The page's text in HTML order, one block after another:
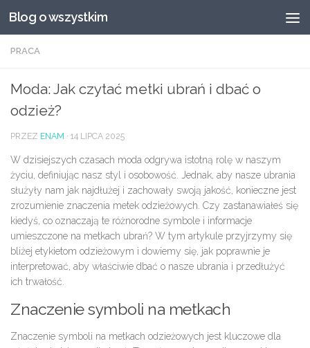
Przeskocz do treści
Blog o wszystkim
PRACA
Moda: Jak czytać metki ubrań i dbać o
odzież?
PRZEZ ENAM · 14 LIPCA 2025
W dzisiejszych czasach moda odgrywa istotną rolę w naszym
życiu, definiując nasz styl i osobowość. Jednak, aby nasze ubrania
służyły nam jak najdłużej i zachowały swoją jakość, konieczne jest
zrozumienie znaczenia metek odzieżowych. Czy zastanawiałeś się
kiedyś, co oznaczają te różnorodne symbole i informacje
umieszczone na metkach ubrań? W tym artykule przyjrzymy się
bliżej etykietom odzieżowym i dowiemy się, jak poprawnie je
interpretować, aby właściwie dbać o nasze ubrania i przedłużyć
ich trwałość.
Znaczenie symboli na metkach
Znaczenie symboli na metkach odzieżowych jest kluczowe dla